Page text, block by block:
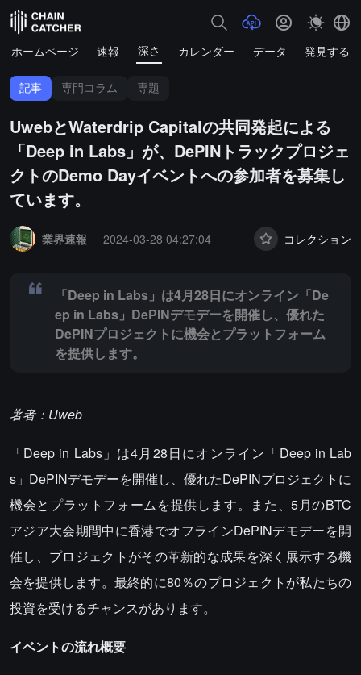
ホームページ 速報 深さ カレンダー データ 発見する
記事 専門コラム 専題
UwebとWaterdrip Capitalの共同発起による
「Deep in Labs」が、DePINトラックプロジェ
クトのDemo Dayイベントへの参加者を募集し
ています。
業界速報
2024-03-28 04:27:04 コレクション
「Deep in Labs」は4月28日にオンライン「De
ep in Labs」DePINデモデーを開催し、優れた
DePINプロジェクトに機会とプラットフォーム
を提供します。
著者：Uweb
「Deep in Labs」は4月28日にオンライン「Deep in Lab
s」DePINデモデーを開催し、優れたDePINプロジェクトに
機会とプラットフォームを提供します。また、5月のBTC
アジア大会期間中に香港でオフラインDePINデモデーを開
催し、プロジェクトがその革新的な成果を深く展示する機
会を提供します。最終的に80％のプロジェクトが私たちの
投資を受けるチャンスがあります。
イベントの流れ概要